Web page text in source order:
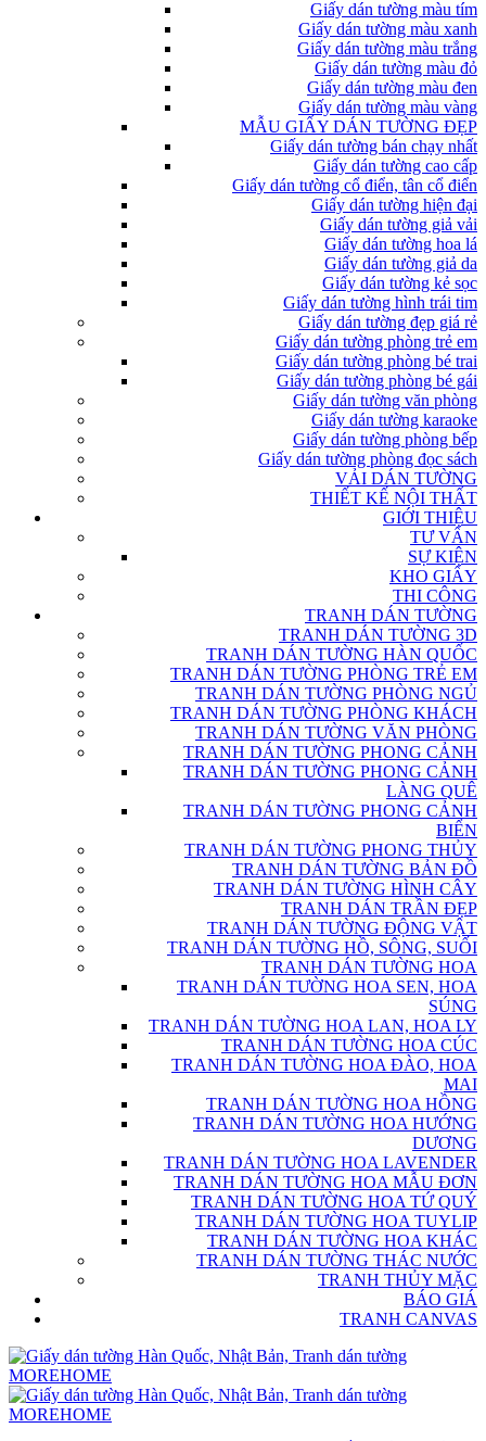
Giấy dán tường màu tím
Giấy dán tường màu xanh
Giấy dán tường màu trắng
Giấy dán tường màu đỏ
Giấy dán tường màu đen
Giấy dán tường màu vàng
MẪU GIẤY DÁN TƯỜNG ĐẸP
Giấy dán tường bán chạy nhất
Giấy dán tường cao cấp
Giấy dán tường cổ điển, tân cổ điển
Giấy dán tường hiện đại
Giấy dán tường giả vải
Giấy dán tường hoa lá
Giấy dán tường giả da
Giấy dán tường kẻ sọc
Giấy dán tường hình trái tim
Giấy dán tường đẹp giá rẻ
Giấy dán tường phòng trẻ em
Giấy dán tường phòng bé trai
Giấy dán tường phòng bé gái
Giấy dán tường văn phòng
Giấy dán tường karaoke
Giấy dán tường phòng bếp
Giấy dán tường phòng đọc sách
VẢI DÁN TƯỜNG
THIẾT KẾ NỘI THẤT
GIỚI THIỆU
TƯ VẤN
SỰ KIỆN
KHO GIẤY
THI CÔNG
TRANH DÁN TƯỜNG
TRANH DÁN TƯỜNG 3D
TRANH DÁN TƯỜNG HÀN QUỐC
TRANH DÁN TƯỜNG PHÒNG TRẺ EM
TRANH DÁN TƯỜNG PHÒNG NGỦ
TRANH DÁN TƯỜNG PHÒNG KHÁCH
TRANH DÁN TƯỜNG VĂN PHÒNG
TRANH DÁN TƯỜNG PHONG CẢNH
TRANH DÁN TƯỜNG PHONG CẢNH
LÀNG QUÊ
TRANH DÁN TƯỜNG PHONG CẢNH
BIỂN
TRANH DÁN TƯỜNG PHONG THỦY
TRANH DÁN TƯỜNG BẢN ĐỒ
TRANH DÁN TƯỜNG HÌNH CÂY
TRANH DÁN TRẦN ĐẸP
TRANH DÁN TƯỜNG ĐỘNG VẬT
TRANH DÁN TƯỜNG HỒ, SÔNG, SUỐI
TRANH DÁN TƯỜNG HOA
TRANH DÁN TƯỜNG HOA SEN, HOA
SÚNG
TRANH DÁN TƯỜNG HOA LAN, HOA LY
TRANH DÁN TƯỜNG HOA CÚC
TRANH DÁN TƯỜNG HOA ĐÀO, HOA
MAI
TRANH DÁN TƯỜNG HOA HỒNG
TRANH DÁN TƯỜNG HOA HƯỚNG
DƯƠNG
TRANH DÁN TƯỜNG HOA LAVENDER
TRANH DÁN TƯỜNG HOA MẪU ĐƠN
TRANH DÁN TƯỜNG HOA TỨ QUÝ
TRANH DÁN TƯỜNG HOA TUYLIP
TRANH DÁN TƯỜNG HOA KHÁC
TRANH DÁN TƯỜNG THÁC NƯỚC
TRANH THỦY MẶC
BÁO GIÁ
TRANH CANVAS